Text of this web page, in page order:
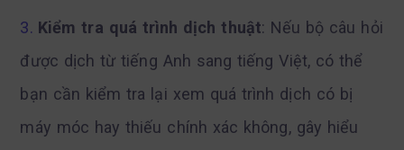
Kiểm tra quá trình dịch thuật: Nếu bộ câu hỏi
được dịch từ tiếng Anh sang tiếng Việt, có thể
bạn cần kiểm tra lại xem quá trình dịch có bị
máy móc hay thiếu chính xác không, gây hiểu